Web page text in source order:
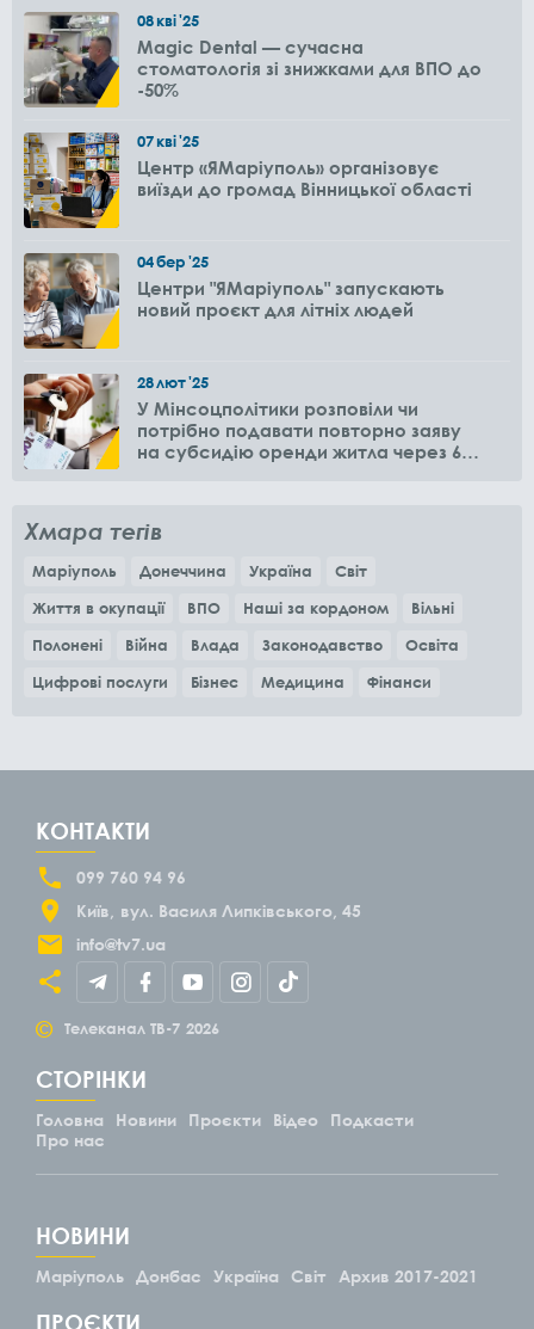
08кві'25
Magic Dental — сучасна
стоматологія зі знижками для ВПО до
-50%
07кві'25
Центр «ЯМаріуполь» організовує
виїзди до громад Вінницької області
04бер'25
Центри "ЯМаріуполь" запускають
новий проєкт для літніх людей
28лют'25
У Мінсоцполітики розповіли чи
потрібно подавати повторно заяву
на субсидію оренди житла через 6
Хмара тегів
Маріуполь Донеччина Україна
Світ
Життя в окупації
ВПО Наші за кордоном
Вільні
Полонені
Війна Влада Законодавство
Освіта
Цифрові послуги
Бізнес Медицина Фінанси
КОНТАКТИ
099 760 94 96
Київ
вул. Василя Липківського, 45
info@tv7.ua
© Телеканал ТВ-7 2026
СТОРІНКИ
Головна Новини Проєкти Відео
Подкасти
Про нас
НОВИНИ
Маріуполь Донбас Україна Світ Архив 2017-2021
ПРОЄКТИ